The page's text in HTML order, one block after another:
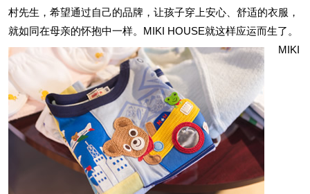
村先生，希望通过自己的品牌，让孩子穿上安心、舒适的衣服，
就如同在母亲的怀抱中一样。MIKI HOUSE就这样应运而生了。
MIKI